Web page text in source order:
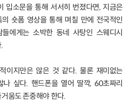
입소문을 통해 서서히 번졌다면, 지금은
숏폼 영상을 통해 며칠 만에 전국적인
에게는 소박한 동네 사탕인 스웨디시
이지만은 않은 것 같다. 물론 재미없는
싶다. 핸드폰을 열어 딸깍, 60초짜리
움도 존중해야 한다.